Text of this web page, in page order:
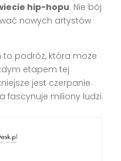
hip-hopu. Nie bój
nowych artystów
podróż, która może
etapem tej
jest czerpanie
fascynuje miliony ludzi